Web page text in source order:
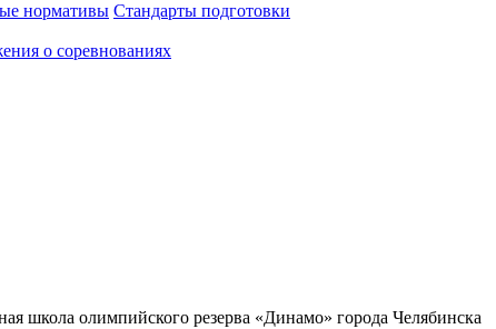
нормативы Стандарты подготовки
о соревнованиях
школа олимпийского резерва «Динамо» города Челябинска